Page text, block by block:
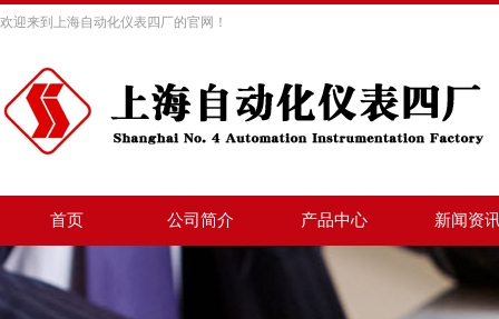
欢迎来到上海自动化仪表四厂的官网！
首页 公司简介 产品中心 新闻资